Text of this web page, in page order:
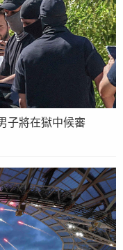
子將在獄中候審